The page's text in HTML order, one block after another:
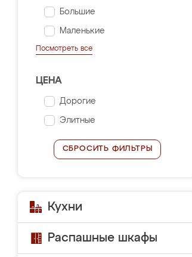
Большие
Маленькие
Посмотреть все
ЦЕНА
Дорогие
Элитные
СБРОСИТЬ ФИЛЬТРЫ
Кухни
Распашные шкафы